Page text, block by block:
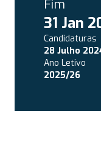
Fim
31 Jan
Candidaturas
28 Julho
Ano Letivo
2025/26